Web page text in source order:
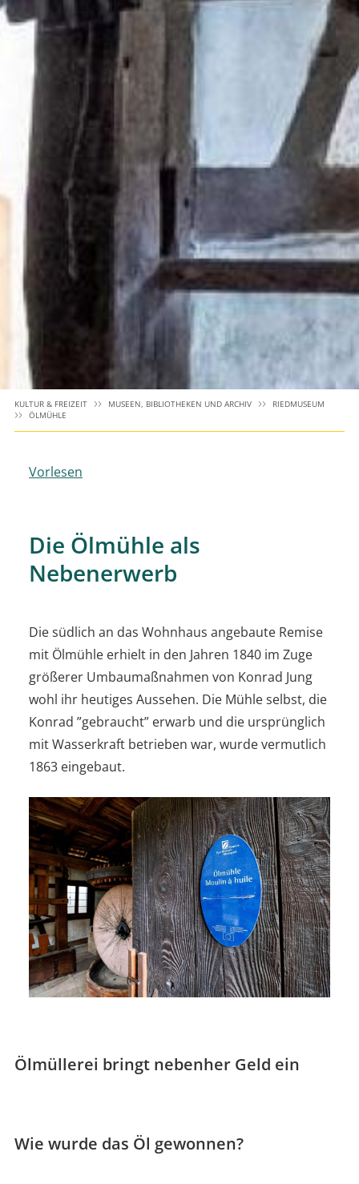
KULTUR & FREIZEIT MUSEEN, BIBLIOTHEKEN UND ARCHIV
RIEDMUSEUM
ÖLMÜHLE
Vorlesen
Die Ölmühle als
Nebenerwerb
Die südlich an das Wohnhaus angebaute Remise
mit Ölmühle erhielt in den Jahren 1840 im Zuge
größerer Umbaumaßnahmen von Konrad Jung
wohl ihr heutiges Aussehen. Die Mühle selbst, die
Konrad ”gebraucht” erwarb und die ursprünglich
mit Wasserkraft betrieben war, wurde vermutlich
1863 eingebaut.
Ölmüllerei bringt nebenher Geld ein
Wie wurde das Öl gewonnen?